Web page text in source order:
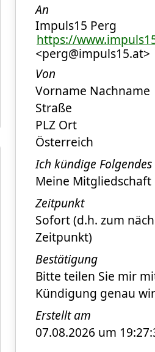
An
Impuls15 Perg
https://
<perg@impuls15.at>
Von
Vorname Nachname
Straße
PLZ Ort
Österreich
Ich kündige Folgendes
Meine Mitgliedschaft
Zeitpunkt
Sofort (d.h. zum
Zeitpunkt)
Bestätigung
Bitte teilen Sie mir
Kündigung genau
Erstellt am
07.08.2026 um